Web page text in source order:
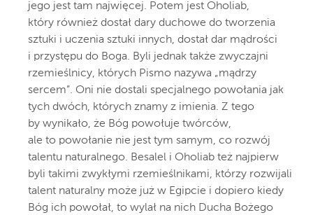
jego jest tam najwięcej. Potem jest Oholiab,
który również dostał dary duchowe do tworzenia
sztuki i uczenia sztuki innych, dostał dar mądrości
i przystępu do Boga. Byli jednak także zwyczajni
rzemieślnicy, których Pismo nazywa „mądrzy
sercem”. Oni nie dostali specjalnego powołania jak
tych dwóch, których znamy z imienia. Z tego
by wynikało, że Bóg powołuje twórców,
ale to powołanie nie jest tym samym, co rozwój
talentu naturalnego. Besalel i Oholiab też najpierw
byli takimi zwykłymi rzemieślnikami, którzy rozwijali
talent naturalny może już w Egipcie i dopiero kiedy
Bóg ich powołał, to wylał na nich Ducha Bożego